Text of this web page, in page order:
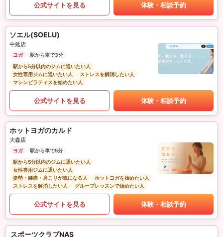
公式サイトを見る 体験・相談予約
ソエル(SOELU)
中延店
ヨガ
駅から車で3分
駅から5分以内のジムに通いたい人
女性専用ジムに通いたい人
ストレスを解消したい人
マシンピラティスを始めたい人
公式サイトを見る 体験・相談予約
ホットヨガのカルド
大森店
ヨガ
駅から車で5分
駅から5分以内のジムに通いたい人
女性専用ジムに通いたい人
姿勢・腰痛・肩こりが気になる人
ホットヨガを始めたい人
ストレスを解消したい人
グループレッスンで始めたい人
公式サイトを見る 体験・相談予約
スポーツクラブNAS